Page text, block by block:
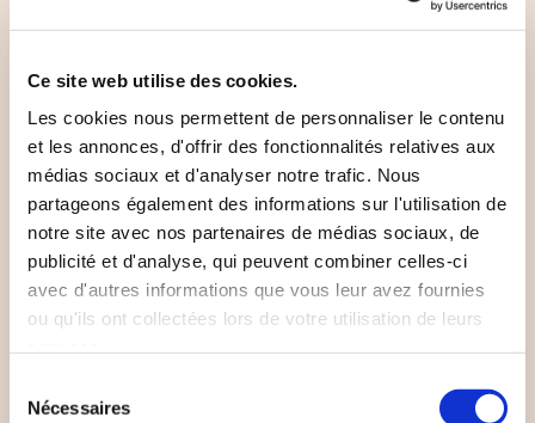
Ce site web utilise des cookies.
Les cookies nous permettent de personnaliser le contenu
et les annonces, d'offrir des fonctionnalités relatives aux
médias sociaux et d'analyser notre trafic. Nous
partageons également des informations sur l'utilisation de
notre site avec nos partenaires de médias sociaux, de
publicité et d'analyse, qui peuvent combiner celles-ci
avec d'autres informations que vous leur avez fournies
ou qu'ils ont collectées lors de votre utilisation de leurs
Nécessaires
programme et vous contribuez à hauteur d'au moins 20
terrain. Ensuite, vous pouvez récolter librement les
légumes sur le terrain pour votre propre consommation.
En 2018, ont été notamment cultivées dans le champ
des pommes de terre, du céleri, du panais, des racines
de persil, de la betterave rouge, du chou frisé, du chou
de Bruxelles, des poireaux, des carottes, des oignons,
des haricots blancs, du fenouil, des haricots, du maïs,
de la courge, de l'aneth, du chou, du bol en verre, de la
laitue, des fleurs...
Les inscriptions ont lieu au printemps (en 2018 : avant